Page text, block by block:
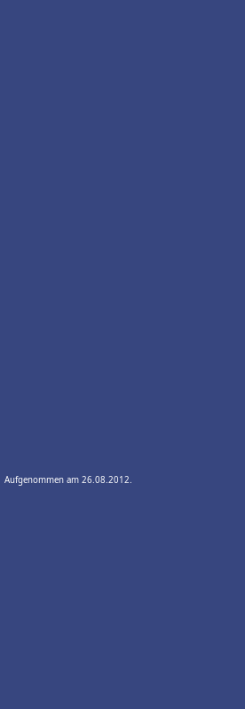
Aufgenommen am 26.08.2012.